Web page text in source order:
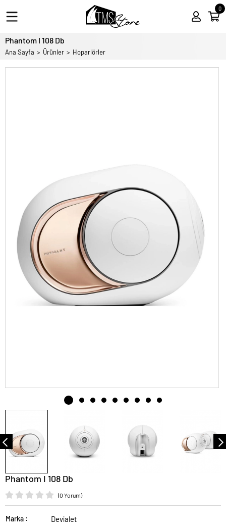
0
Phantom I 108 Db
Ana Sayfa Ürünler Hoparlörler
Phantom I 108 Db
(0 Yorum)
Marka : Devialet